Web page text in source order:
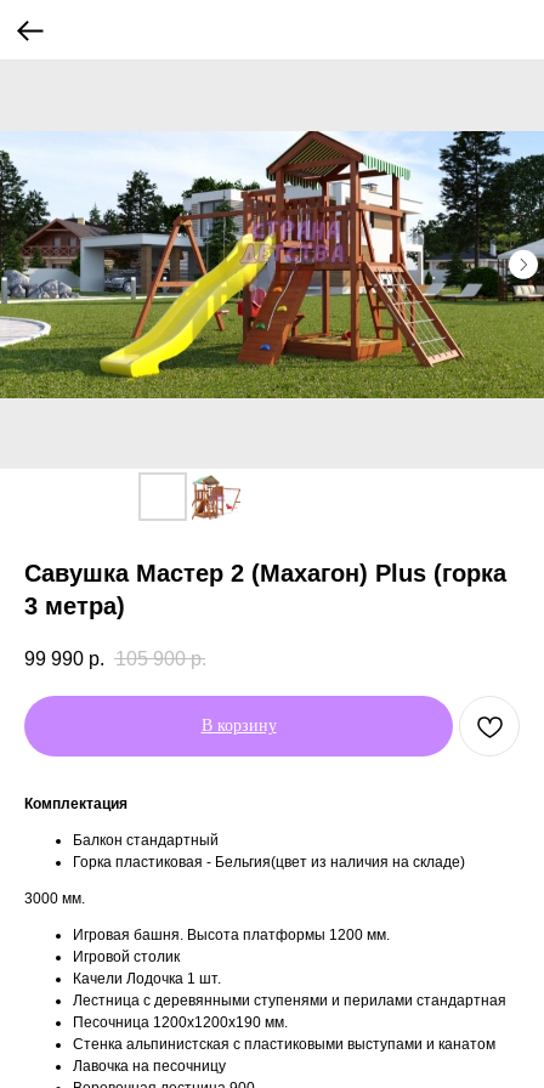
Савушка Мастер 2 (Махагон) Plus (горка
3 метра)
99 990 р. 105 900 р.
В корзину
Комплектация
Балкон стандартный
Горка пластиковая - Бельгия(цвет из наличия на складе)
3000 мм.
Игровая башня. Высота платформы 1200 мм.
Игровой столик
Качели Лодочка 1 шт.
Лестница с деревянными ступенями и перилами стандартная
Песочница 1200х1200х190 мм.
Стенка альпинистская с пластиковыми выступами и канатом
Лавочка на песочницу